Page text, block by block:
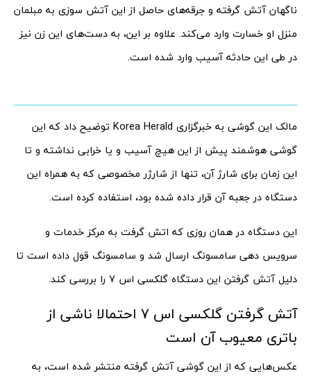
ناگهان آتش گرفته و جرقه‌های حاصل از این آتش سوزی به مبلمان
منزل او خسارت وارد می‌کند. علاوه بر این، به دست‌های این زن نیز
در طی این حادثه آسیب وارد شده است.
مالک این گوشی به خبرگزاری Korea Herald توضیح داد که این
گوشی هوشمند پیش از این هیچ آسیب و یا خرابی نداشته و تا
این زمان برای شارژ آن، تنها از شارژر مخصوصی که به همراه این
دستگاه در جعبه آن قرار داده شده بود، استفاده کرده است.
این دستگاه در همان روزی که اتش گرفت به مرکز خدمات و
سرویس دهی سامسونگ ارسال شد و سامسونگ قول داده است تا
دلیل آتش گرفتن این دستگاه گلکسی اس 7 را بررسی کند.
آتش گرفتن گلکسی اس 7 احتمالا ناشی از
باتری معیوب آن است
عکس‌هایی که از این گوشی آتش گرفته منتشر شده است، به